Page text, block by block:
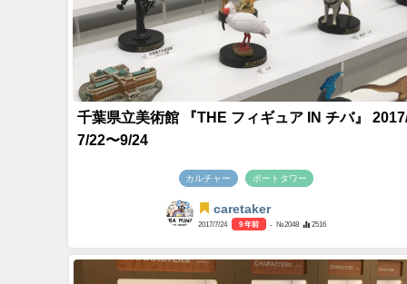
千葉県立美術館 『THE フィギュア IN チバ』
7/22〜9/24
カルチャー ポートタワー
caretaker
2017/7/24 9 年前 - №2048 2516